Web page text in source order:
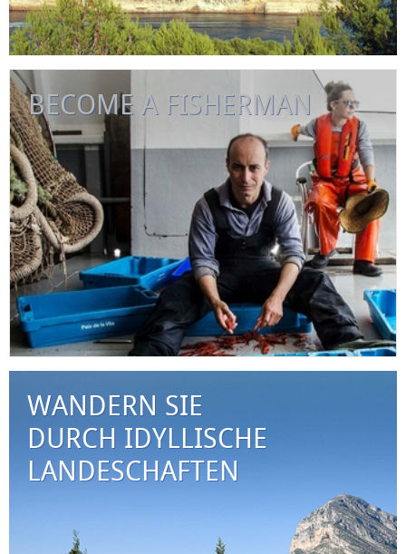
BECOME A FISHERMAN
WANDERN SIE
DURCH IDYLLISCHE
LANDESCHAFTEN